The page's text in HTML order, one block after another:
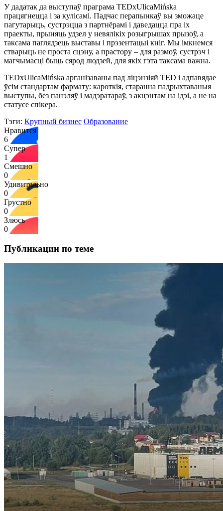
У дадатак да выступаў праграма TEDxUlicaMińska
працягнецца і за кулісамі. Падчас перапынкаў вы зможаце
пагутарыць, сустрэцца з партнёрамі і даведацца пра іх
праекты, прыняць удзел у невялікіх розыгрышах прызоў, а
таксама паглядзець выставы і прэзентацыі кніг. Мы імкнемся
стварыць не проста сцэну, а прастору – для размоў, сустрэч і
магчымасці быць сярод людзей, для якіх гэта таксама важна.
TEDxUlicaMińska арганізаваны пад ліцэнзіяй TED і адпавядае
ўсім стандартам фармату: кароткія, старанна падрыхтаваныя
выступы, без панэляў і мадэратараў, з акцэнтам на ідэі, а не на
статусе спікера.
Тэги: Крупный бизнес Образование
Нравится
6
Супер
1
Смешно
0
Удивительно
0
Грустно
0
Злюсь
0
Публикации по теме